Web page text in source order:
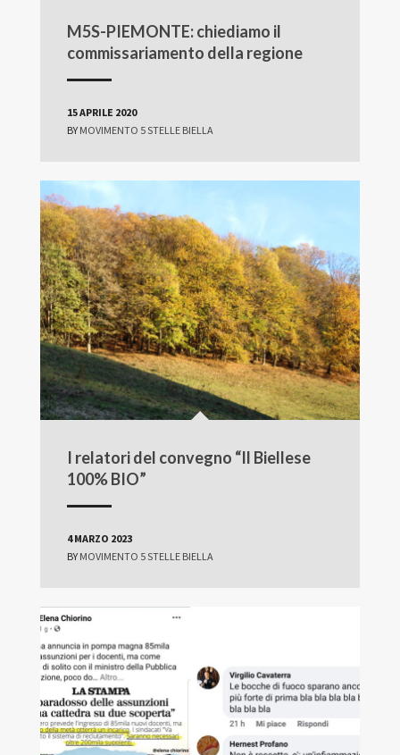
M5S-PIEMONTE: chiediamo il
commissariamento della regione
15 APRILE 2020
BY MOVIMENTO 5 STELLE BIELLA
I relatori del convegno “Il Biellese
100% BIO”
4 MARZO 2023
BY MOVIMENTO 5 STELLE BIELLA